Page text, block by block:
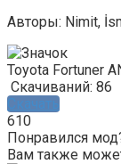
Авторы: Nimit,
Toyota Fortuner
Скачиваний: 86
Скачать
610
Понравился
Вам также